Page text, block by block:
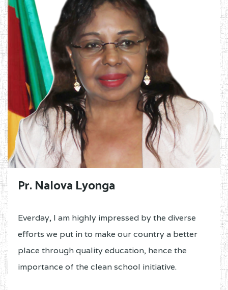
Pr. Nalova Lyonga
Everday, I am highly impressed by the diverse
efforts we put in to make our country a better
place through quality education, hence the
importance of the clean school initiative.